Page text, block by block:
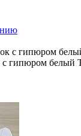
гипюром белый